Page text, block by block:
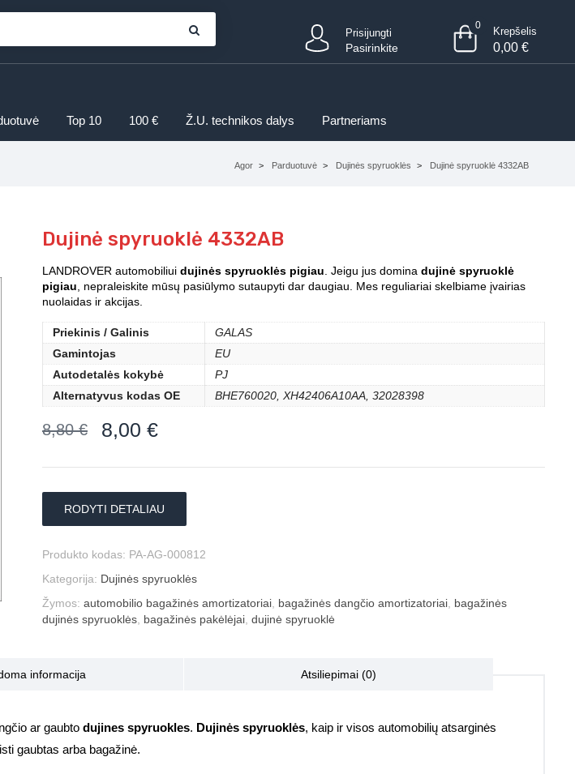
Prisijungti
Pasirinkite
0 Krepšelis
0,00 €
Top 10 100 € Ž.U. technikos dalys Partneriams
Agor Parduotuvė Dujinės spyruoklės Dujinė spyruoklė 4332AB
Dujinė spyruoklė 4332AB
LANDROVER automobiliui dujinės spyruoklės pigiau . Jeigu jus domina dujinė spyruoklė
pigiau , nepraleiskite mūsų pasiūlymo sutaupyti dar daugiau. Mes reguliariai skelbiame įvairias
nuolaidas ir akcijas.
Priekinis / Galinis
GALAS
Gamintojas
EU
Autodetalės kokybė
PJ
Alternatyvus kodas OE
BHE760020, XH42406A10AA, 32028398
8,80€ 8,00 €
RODYTI DETALIAU
Produkto kodas: PA-AG-000812
Kategorija: Dujinės spyruoklės
Žymos: automobilio bagažinės amortizatoriai bagažinės dangčio amortizatoriai bagažinės
dujinės spyruoklės bagažinės pakėlėjai dujinė spyruoklė
informacija Atsiliepimai (0)
ar gaubto dujines spyruokles. Dujinės spyruoklės, kaip ir visos automobilių atsarginės
gaubtas arba bagažinė.